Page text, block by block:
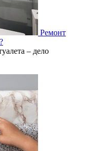
Ремонт
– дело